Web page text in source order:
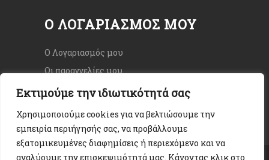
Εκτιμούμε την ιδιωτικότητά σας
Χρησιμοποιούμε cookies για να βελτιώσουμε την
εμπειρία περιήγησής σας, να προβάλλουμε
εξατομικευμένες διαφημίσεις ή περιεχόμενο και να
αναλύουμε την επισκεψιμότητά μας. Κάνοντας κλικ στο
Ο ΛΟΓΑΡΙΑΣΜΌΣ ΜΟΥ
Ο Λογαριασμός μου
Οι παραγγελίες μου